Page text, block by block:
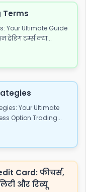
Terms
Your Ultimate Guide
टर्म्स क्या...
Your Ultimate
Option Trading...
Card: फीचर्स,
और रिव्यू